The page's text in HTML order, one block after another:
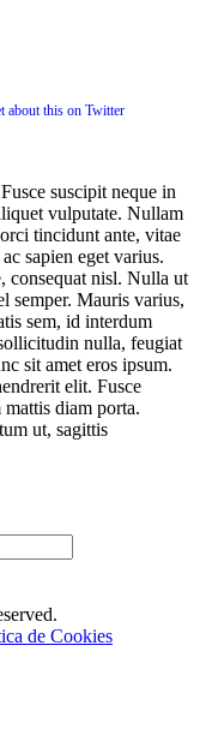
suscipit neque in
vulputate. Nullam
tincidunt ante, vitae
sapien eget varius.
consequat nisl. Nulla ut
semper. Mauris varius,
sem, id interdum
nulla, feugiat
sit amet eros ipsum.
elit. Fusce
diam porta.
ut, sagittis
de Cookies